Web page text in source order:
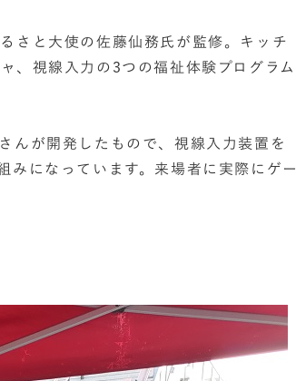
さと大使の佐藤仙務氏が監修。キッチ
、視線入力の3つの福祉体験プログラム
んが開発したもので、視線入力装置を
みになっています。来場者に実際にゲー